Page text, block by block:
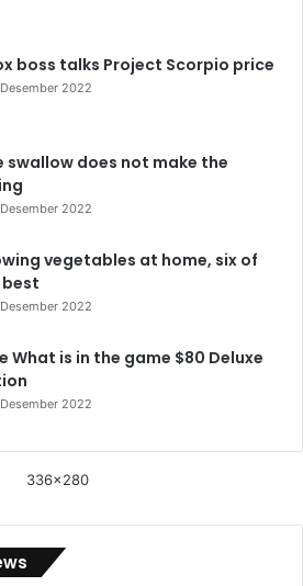
boss talks Project Scorpio price
2022
swallow does not make the
2022
vegetables at home, six of
2022
What is in the game $80 Deluxe
2022
336x280